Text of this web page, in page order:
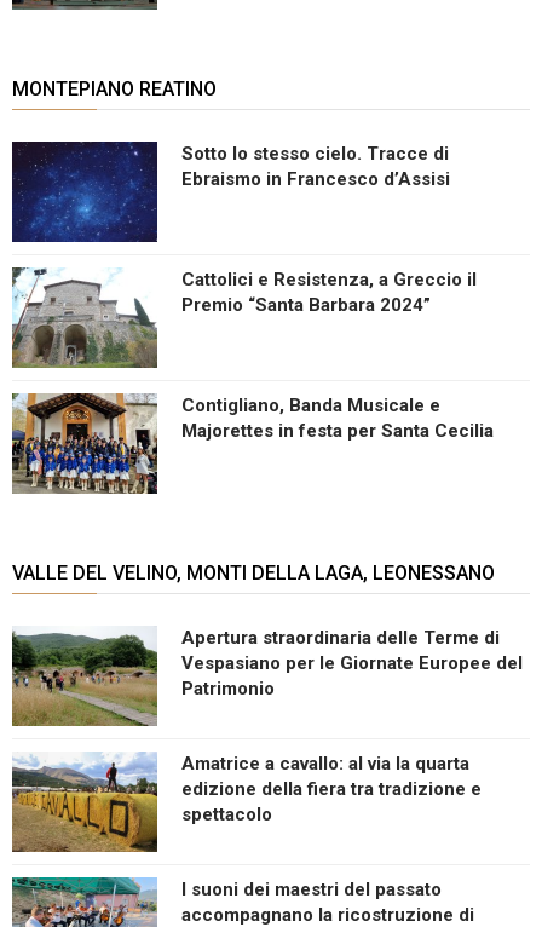
MONTEPIANO REATINO
Sotto lo stesso cielo. Tracce di
Ebraismo in Francesco d’Assisi
Cattolici e Resistenza, a Greccio il
Premio “Santa Barbara 2024”
Contigliano, Banda Musicale e
Majorettes in festa per Santa Cecilia
VALLE DEL VELINO, MONTI DELLA LAGA, LEONESSANO
Apertura straordinaria delle Terme di
Vespasiano per le Giornate Europee del
Patrimonio
Amatrice a cavallo: al via la quarta
edizione della fiera tra tradizione e
spettacolo
I suoni dei maestri del passato
accompagnano la ricostruzione di